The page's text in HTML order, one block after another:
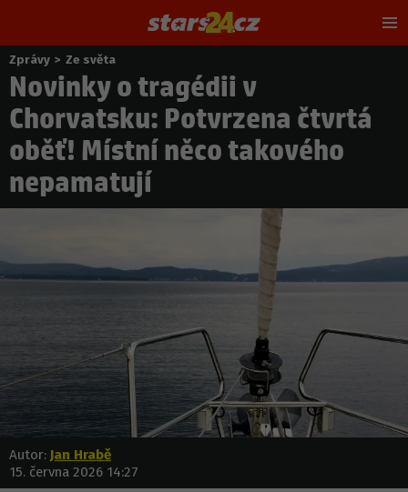
Nacházíte
se
zde:
Zprávy > Ze světa
Novinky o tragédii v
Chorvatsku: Potvrzena čtvrtá
oběť! Místní něco takového
nepamatují
Autor: Jan Hrabě
15. června 2026 14:27